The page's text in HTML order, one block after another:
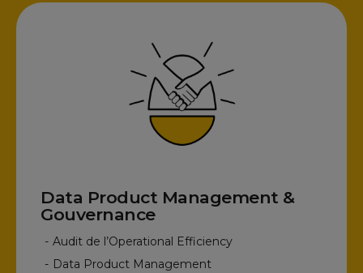
Data Product Management &
Gouvernance
- Audit de l’Operational Efficiency
- Data Product Management